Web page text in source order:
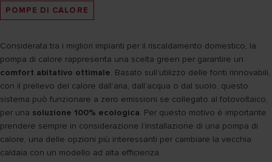
POMPE DI CALORE
Considerata tra i migliori impianti per il riscaldamento domestico, la
pompa di calore rappresenta una scelta green per garantire un
comfort abitativo ottimale. Basato sull’utilizzo delle fonti rinnovabili,
con il prelievo del calore dall’aria, dall’acqua o dal suolo, questo
sistema può funzionare a zero emissioni se collegato al fotovoltaico,
per una soluzione 100% ecologica. Per questo motivo è importante
prendere sempre in considerazione l’installazione di una pompa di
calore, una delle opzioni più interessanti per cambiare la vecchia
caldaia con un modello ad alta efficienza.